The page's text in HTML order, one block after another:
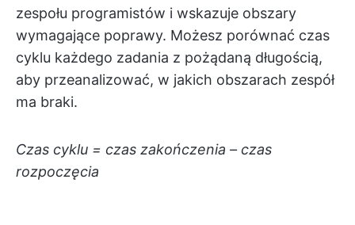
zespołu programistów i wskazuje obszary
wymagające poprawy. Możesz porównać czas
cyklu każdego zadania z pożądaną długością,
aby przeanalizować, w jakich obszarach zespół
ma braki.
Czas cyklu = czas zakończenia – czas
rozpoczęcia